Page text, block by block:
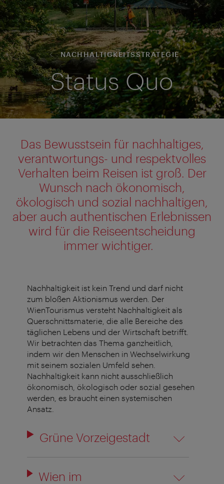
NACHHALTIGKEITSSTRATEGIE
Status Quo
Das Bewusstsein für nachhaltiges,
verantwortungs- und respektvolles
Verhalten beim Reisen ist groß. Der
Wunsch nach ökonomisch,
ökologisch und sozial nachhaltigen,
aber auch authentischen Erlebnissen
wird für die Reiseentscheidung
immer wichtiger.
Nachhaltigkeit ist kein Trend und darf nicht
zum bloßen Aktionismus werden. Der
WienTourismus versteht Nachhaltigkeit als
Querschnittsmaterie, die alle Bereiche des
täglichen Lebens und der Wirtschaft betrifft.
Wir betrachten das Thema ganzheitlich,
indem wir den Menschen in Wechselwirkung
mit seinem sozialen Umfeld sehen.
Nachhaltigkeit kann nicht ausschließlich
ökonomisch, ökologisch oder sozial gesehen
werden, es braucht einen systemischen
Ansatz.
Grüne Vorzeigestadt
Wien im